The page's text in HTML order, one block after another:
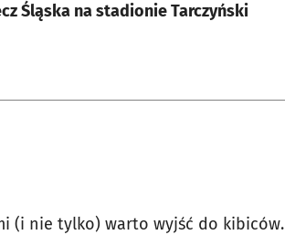
Śląska na stadionie Tarczyński
(i nie tylko) warto wyjść do kibiców.